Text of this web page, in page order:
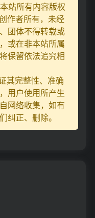
站所有内容版权
作者所有，未经
团体不得转载或
或在非本站所属
保留依法追究相
其完整性、准确
用户使用所产生
网络收集，如有
纠正、删除。